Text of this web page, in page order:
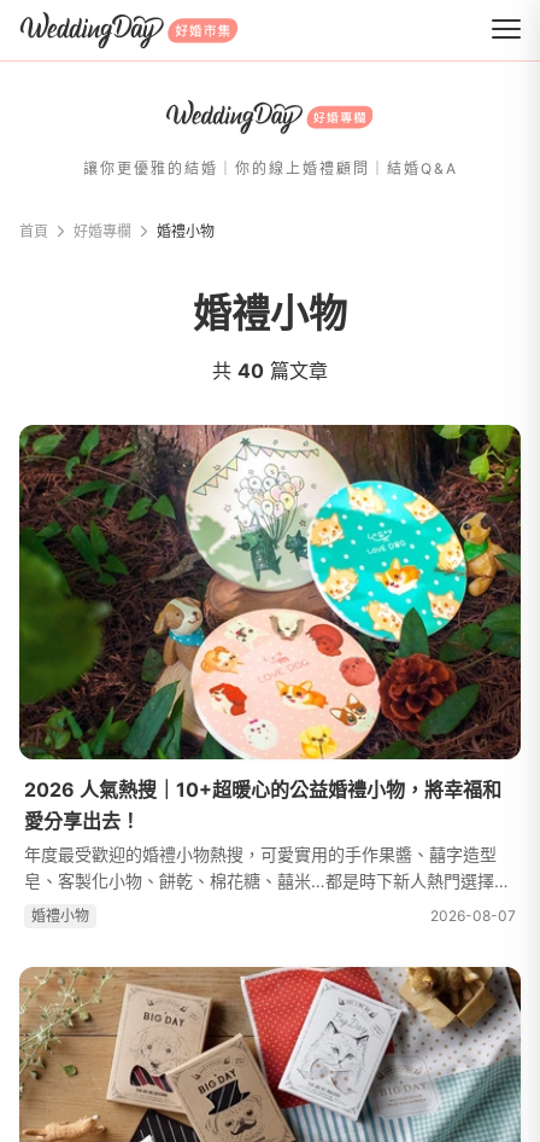
WeddingDay 好婚市集
讓你更優雅的結婚｜你的線上婚禮顧問｜結婚Q&A
首頁 好婚專欄 婚禮⼩物
婚禮⼩物
共 40 篇文章
2026 人氣熱搜｜10+超暖心的公益婚禮小物，將幸福和
愛分享出去！
年度最受歡迎的婚禮小物熱搜，可愛實用的手作果醬、囍字造型
皂、客製化小物、餅乾、棉花糖、囍米…都是時下新人熱門選擇，
婚禮小物包含桌上禮、二進禮、座位禮、探房禮…各式各樣項目，
婚禮⼩物 2026-08-07